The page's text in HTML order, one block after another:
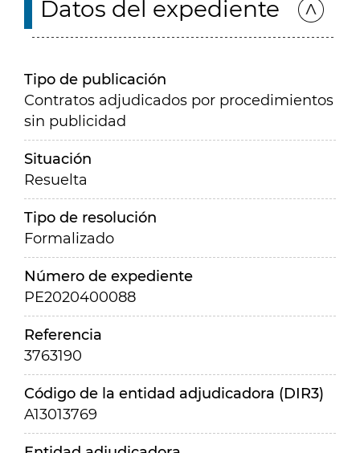
Datos del expediente
Tipo de publicación
Contratos adjudicados por procedimientos
sin publicidad
Situación
Resuelta
Tipo de resolución
Formalizado
Número de expediente
PE2020400088
Referencia
3763190
Código de la entidad adjudicadora (DIR3)
A13013769